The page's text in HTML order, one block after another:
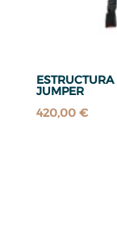
JUMPER
420,00 €